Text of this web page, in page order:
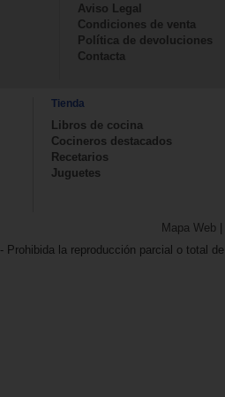
Aviso Legal
Condiciones de venta
Política de devoluciones
Contacta
Tienda
Libros de cocina
Cocineros destacados
Recetarios
Juguetes
Mapa Web |
- Prohibida la reproducción parcial o total